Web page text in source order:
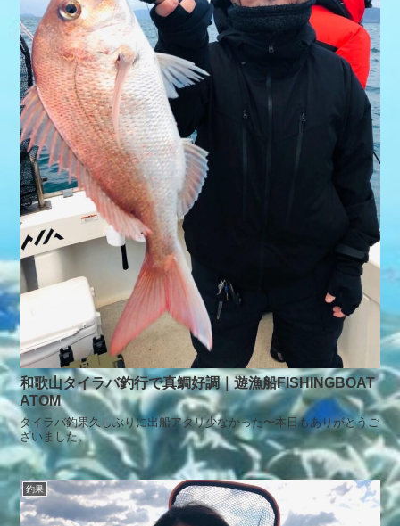
和歌山タイラバ釣行で真鯛好調｜遊漁船FISHINGBOAT
ATOM
タイラバ釣果久しぶりに出船アタリ少なかった〜本日もありがとうご
ざいました。
釣果